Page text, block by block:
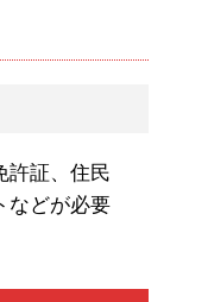
許証、住民
などが必要